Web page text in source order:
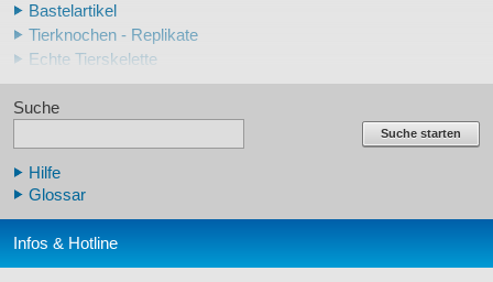
Bastelartikel
Tierknochen - Replikate
Echte Tierskelette
Echte Tierzähne
Krallen- und Zahnreplikate
Schädelreplikate Mensch
Knochenreplikate Mensch
Arm-/Beinskelette Mensch
Suche
Suche starten
Hilfe
Glossar
Infos & Hotline